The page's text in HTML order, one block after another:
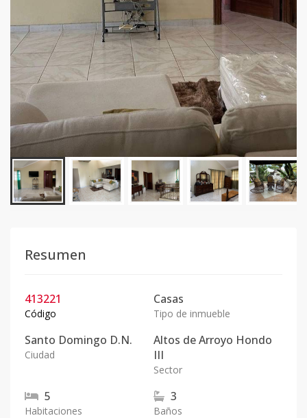
Resumen
413221
Código
Casas
Tipo de inmueble
Santo Domingo D.N.
Ciudad
Altos de Arroyo Hondo
III
Sector
5
Habitaciones
3
Baños